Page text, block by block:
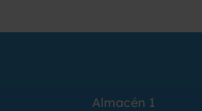
Almacén 1